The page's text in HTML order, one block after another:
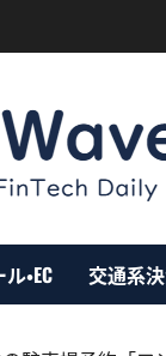
・EC 交通系